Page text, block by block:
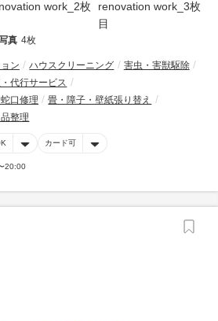
真 4枚
ン ハウスクリーニング
害虫・害獣駆除
代行サービス
口修理
畳・障子・壁紙張り替え
整理
カード可
20:00